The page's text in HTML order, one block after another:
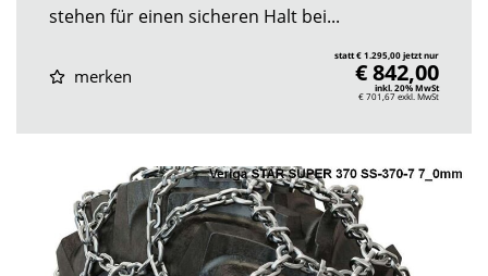
stehen für einen sicheren Halt bei...
merken
statt € 1.295,00 jetzt nur
€ 842,00
inkl. 20% MwSt
€ 701,67exkl. MwSt